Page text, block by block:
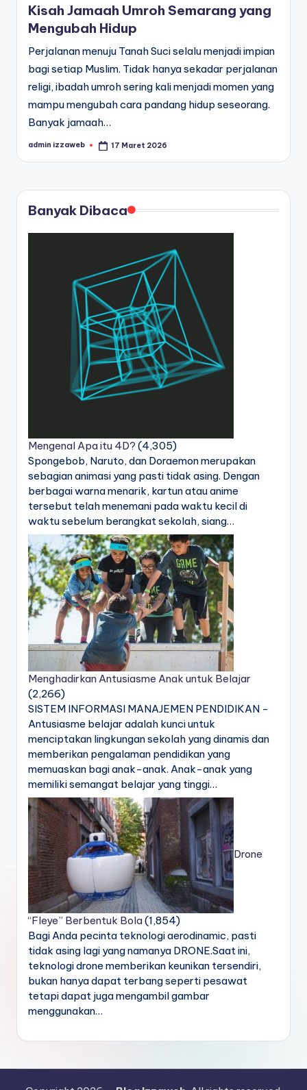
Kisah Jamaah Umroh Semarang yang
Mengubah Hidup
Perjalanan menuju Tanah Suci selalu menjadi impian
bagi setiap Muslim. Tidak hanya sekadar perjalanan
religi, ibadah umroh sering kali menjadi momen yang
mampu mengubah cara pandang hidup seseorang.
Banyak jamaah…
Posted
admin izzaweb 17 Maret 2026
Banyak Dibaca
Mengenal Apa itu 4D? (4,305)
Spongebob, Naruto, dan Doraemon merupakan
sebagian animasi yang pasti tidak asing. Dengan
berbagai warna menarik, kartun atau anime
tersebut telah menemani pada waktu kecil di
waktu sebelum berangkat sekolah, siang…
Menghadirkan Antusiasme Anak untuk Belajar
(2,266)
SISTEM INFORMASI MANAJEMEN PENDIDIKAN -
Antusiasme belajar adalah kunci untuk
menciptakan lingkungan sekolah yang dinamis dan
memberikan pengalaman pendidikan yang
memuaskan bagi anak-anak. Anak-anak yang
memiliki semangat belajar yang tinggi…
Drone
“Fleye” Berbentuk Bola(1,854)
Bagi Anda pecinta teknologi aerodinamic, pasti
tidak asing lagi yang namanya DRONE.Saat ini,
teknologi drone memberikan keunikan tersendiri,
bukan hanya dapat terbang seperti pesawat
tetapi dapat juga mengambil gambar
menggunakan…